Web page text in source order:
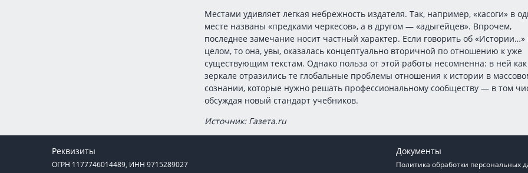
Местами удивляет легкая небрежность издателя. Так, например, «касоги» в
месте названы «предками черкесов», а в другом — «адыгейцев». Впрочем,
последнее замечание носит частный характер. Если говорить об «Истории…»
целом, то она, увы, оказалась концептуально вторичной по отношению к уже
существующим текстам. Однако польза от этой работы несомненна: в ней
зеркале отразились те глобальные проблемы отношения к истории в
сознании, которые нужно решать профессиональному сообществу — в том
обсуждая новый стандарт учебников.
Источник: Газета.ru
Реквизиты
ОГРН 1177746014489, ИНН 9715289027
Документы
Политика обработки персональных